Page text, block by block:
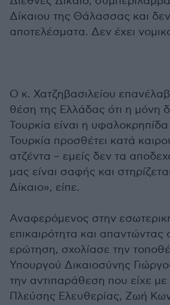
Δίκαιου της Θάλασσας και
αποτελέσματα. Δεν έχει
Ο κ. Χατζηβασιλείου
θέση της Ελλάδας ότι η μόνη
Τουρκία είναι η
Τουρκία προσθέτει κατά
ατζέντα – εμείς δεν τα
μας είναι σαφής και
Δίκαιο», είπε.
Αναφερόμενος στην εσωτερική
επικαιρότητα και απαντώντας
ερώτηση, σχολίασε την
Υπουργού Δικαιοσύνης
την αντιπαράθεση που είχε
Πλεύσης Ελευθερίας, Ζωή